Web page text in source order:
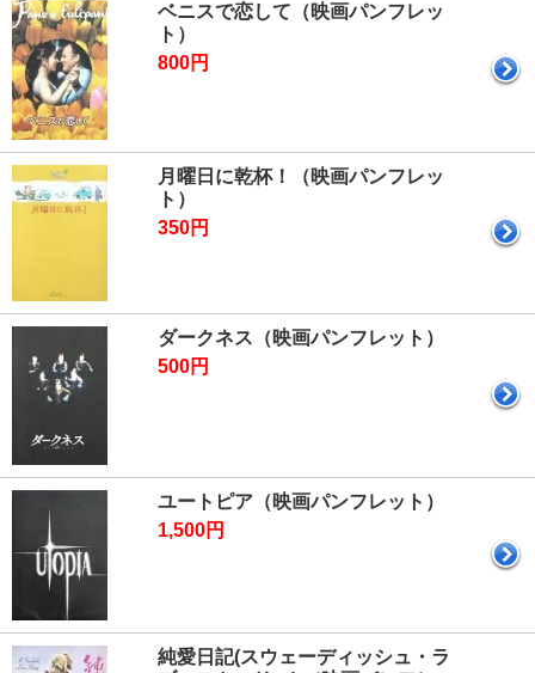
ベニスで恋して（映画パンフレッ
ト）
800円
月曜日に乾杯！（映画パンフレッ
ト）
350円
ダークネス（映画パンフレット）
500円
ユートピア（映画パンフレット）
1,500円
純愛日記(スウェーディッシュ・ラ